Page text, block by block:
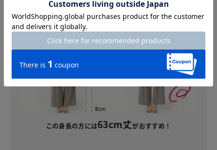
【154cm】
この身長の方には63cm丈がおすすめ！